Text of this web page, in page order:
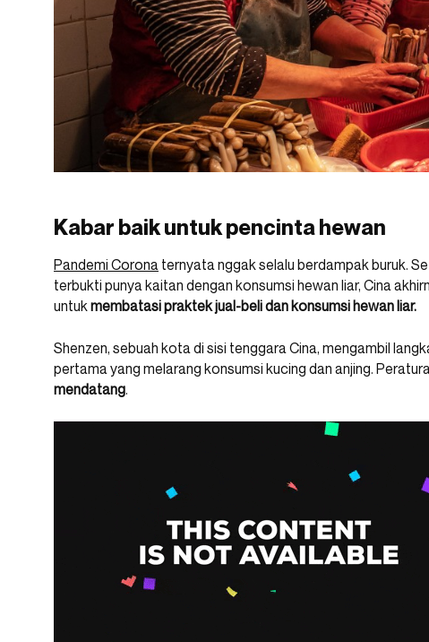
Kabar baik untuk pencinta hewan
Pandemi Corona ternyata nggak selalu berdampak buruk.
terbukti punya kaitan dengan konsumsi hewan liar, Cina
untukmembatasi praktek jual-beli dan konsumsi hewan liar.
Shenzen, sebuah kota di sisi tenggara Cina, mengambil
pertama yang melarang konsumsi kucing dan anjing.
mendatang.